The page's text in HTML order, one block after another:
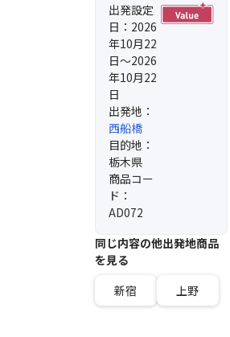
出発設定
日：2026
年10月22
日～2026
年10月22
日
出発地：
西船橋
目的地：
栃木県
商品コー
ド：
AD072
同じ内容の他出発地商品
を見る
新宿
上野